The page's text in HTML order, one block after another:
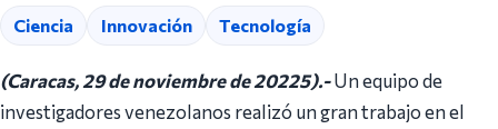
Ciencia Innovación Tecnología
(Caracas, 29 de noviembre de 20225).-Un equipo de
investigadores venezolanos realizó un gran trabajo en el